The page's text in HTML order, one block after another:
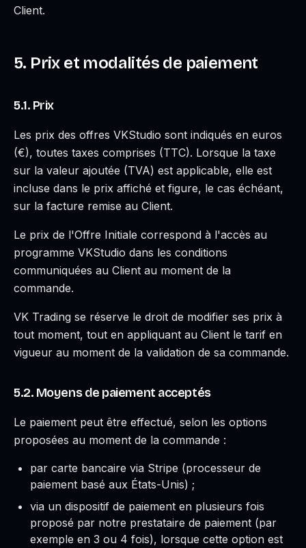
Client.
5. Prix et modalités de paiement
5.1. Prix
Les prix des offres VKStudio sont indiqués en euros
(€), toutes taxes comprises (TTC). Lorsque la taxe
sur la valeur ajoutée (TVA) est applicable, elle est
incluse dans le prix affiché et figure, le cas échéant,
sur la facture remise au Client.
Le prix de l'Offre Initiale correspond à l'accès au
programme VKStudio dans les conditions
communiquées au Client au moment de la
commande.
VK Trading se réserve le droit de modifier ses prix à
tout moment, tout en appliquant au Client le tarif en
vigueur au moment de la validation de sa commande.
5.2. Moyens de paiement acceptés
Le paiement peut être effectué, selon les options
proposées au moment de la commande :
par carte bancaire via Stripe (processeur de
paiement basé aux États-Unis) ;
via un dispositif de paiement en plusieurs fois
proposé par notre prestataire de paiement (par
exemple en 3 ou 4 fois), lorsque cette option est